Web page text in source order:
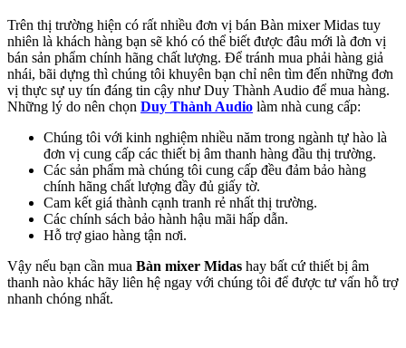
Trên thị trường hiện có rất nhiều đơn vị bán Bàn mixer Midas tuy
nhiên là khách hàng bạn sẽ khó có thể biết được đâu mới là đơn vị
bán sản phẩm chính hãng chất lượng. Để tránh mua phải hàng giả
nhái, bãi dựng thì chúng tôi khuyên bạn chỉ nên tìm đến những đơn
vị thực sự uy tín đáng tin cậy như Duy Thành Audio để mua hàng.
Những lý do nên chọn Duy Thành Audio làm nhà cung cấp:
Chúng tôi với kinh nghiệm nhiều năm trong ngành tự hào là
đơn vị cung cấp các thiết bị âm thanh hàng đầu thị trường.
Các sản phẩm mà chúng tôi cung cấp đều đảm bảo hàng
chính hãng chất lượng đầy đủ giấy tờ.
Cam kết giá thành cạnh tranh rẻ nhất thị trường.
Các chính sách bảo hành hậu mãi hấp dẫn.
Hỗ trợ giao hàng tận nơi.
Vậy nếu bạn cần mua Bàn mixer Midas hay bất cứ thiết bị âm
thanh nào khác hãy liên hệ ngay với chúng tôi để được tư vấn hỗ trợ
nhanh chóng nhất.